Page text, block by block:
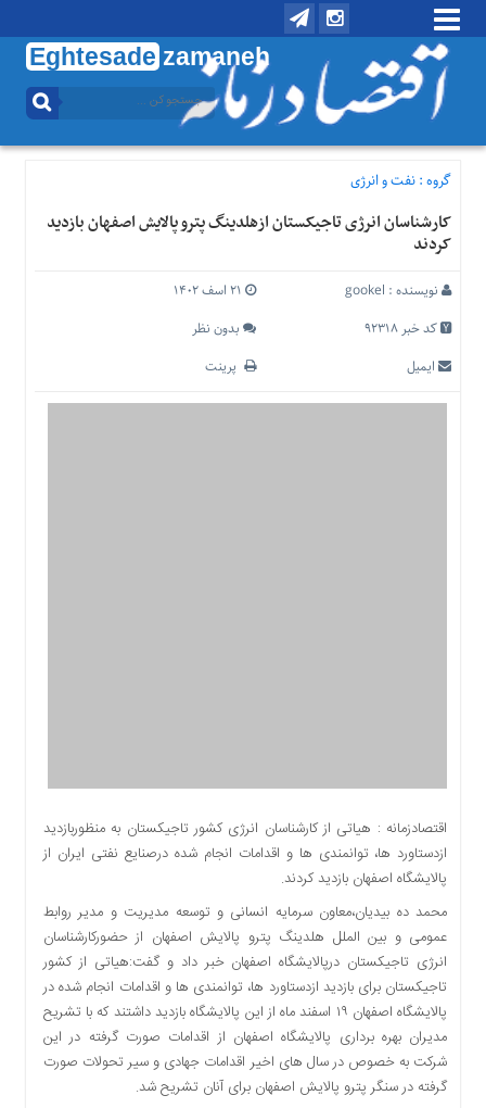
Eghtesade zamaneh
منوی
تماس
درباره
منوی
خانه
اقتصادی
اجتماعی
معدن
نفت
منظقه
دسترسی
سریع
تماس
گروه :نفت و انرژی
کارشناسان انرژی تاجیکستان ازهلدینگ پترو پالایش اصفهان بازدید
کردند
نویسنده : gookel
کد خبر 92318
بدون نظر
ایمیل
پرینت
اقتصادزمانه : هیاتی از کارشناسان انرژی کشور تاجیکستان به منظوربازدید
ازدستاورد ها، توانمندی ها و اقدامات انجام شده درصنایع نفتی ایران از
پالایشگاه اصفهان بازدید کردند.
محمد ده بیدیان،معاون سرمایه انسانی و توسعه مدیریت و مدیر روابط
عمومی و بین الملل هلدینگ پترو پالایش اصفهان از حضورکارشناسان
انرژی تاجیکستان درپالایشگاه اصفهان خبر داد و گفت:هیاتی از کشور
تاجیکستان برای بازدید ازدستاورد ها، توانمندی ها و اقدامات انجام شده در
پالایشگاه اصفهان ۱۹ اسفند ماه از این پالایشگاه بازدید داشتند که با تشریح
مدیران بهره برداری پالایشگاه اصفهان از اقدامات صورت گرفته در این
شرکت به خصوص در سال های اخیر اقدامات جهادی و سیر تحولات صورت
گرفته در سنگر پترو پالایش اصفهان برای آنان تشریح شد.